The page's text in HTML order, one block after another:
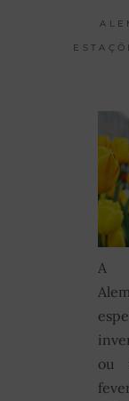
A
ou